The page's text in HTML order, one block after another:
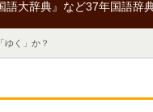
大辞典』など37年国語辞
ゆく」か？